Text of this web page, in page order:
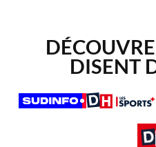
DISENT